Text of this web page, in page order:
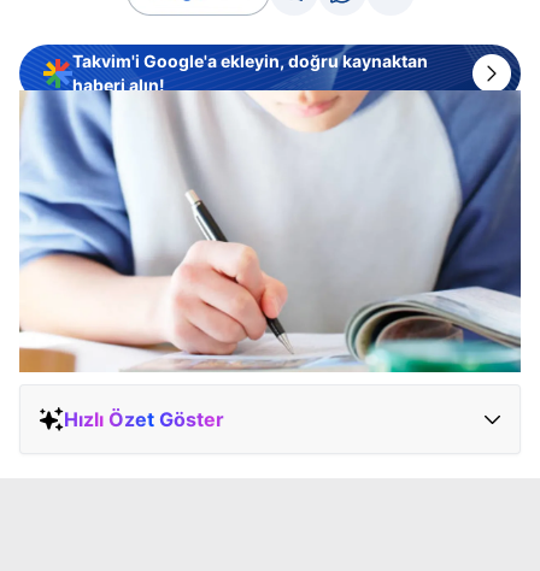
Takvim'i Google'a ekleyin, doğru kaynaktan
haberi alın!
Hızlı Özet Göster